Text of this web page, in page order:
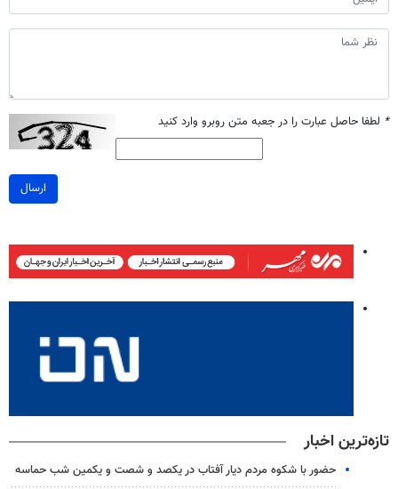
* لطفا حاصل عبارت را در جعبه متن روبرو وارد کنید
ارسال
تازه‌ترین اخبار
حضور با شکوه مردم دیار آفتاب در یکصد و شصت و یکمین شب حماسه